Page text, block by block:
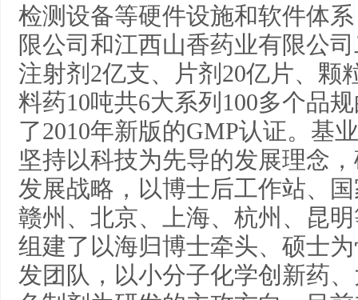
检测设备等硬件设施和软件体
限公司和江西山香药业有限公
注射剂2亿支、片剂20亿片、颗
料药10吨共6大系列100多个品
了2010年新版的GMP认证。基
坚持以科技为先导的发展理念
发展战略，以博士后工作站、
赣州、北京、上海、杭州、昆
组建了以海归博士牵头、硕士
发团队，以小分子化学创新药